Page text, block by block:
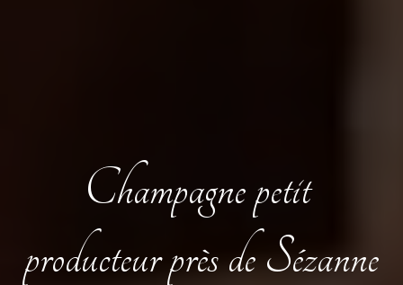
Champagne petit
producteur près de Sézanne